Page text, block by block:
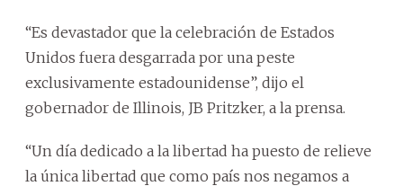
“Es devastador que la celebración de Estados
Unidos fuera desgarrada por una peste
exclusivamente estadounidense”, dijo el
gobernador de Illinois, JB Pritzker, a la prensa.
“Un día dedicado a la libertad ha puesto de relieve
la única libertad que como país nos negamos a